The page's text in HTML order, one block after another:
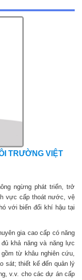
TRƯỜNG VIỆT
ngừng phát triển, trở
vực cấp thoát nước, vệ
với biến đổi khí hậu tại
gia cao cấp có năng
khả năng và năng lực
từ khâu nghiên cứu,
sát; thiết kế đến quản lý
v.v. cho các dự án cấp